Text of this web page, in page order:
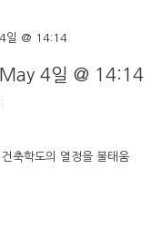
4일 @ 14:14
축학도의 열정을 불태움